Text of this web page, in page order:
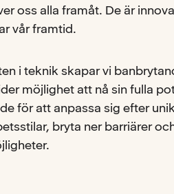
oss alla framåt. De är
vår framtid.
i teknik skapar vi
möjlighet att nå sin fulla
för att anpassa sig efter
bryta ner barriärer